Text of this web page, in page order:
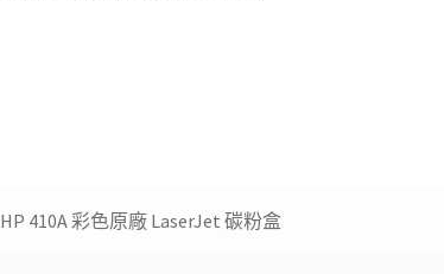
HP 410A 彩色原廠 LaserJet 碳粉盒